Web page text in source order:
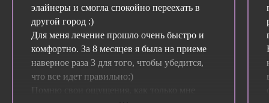
элайнеры и смогла спокойно переехать в
другой город :)
Для меня лечение прошло очень быстро и
комфортно. За 8 месяцев я была на приеме
наверное раза 3 для того, чтобы убедится,
что все идет правильно:)
Помню свои ощущения, как только мне